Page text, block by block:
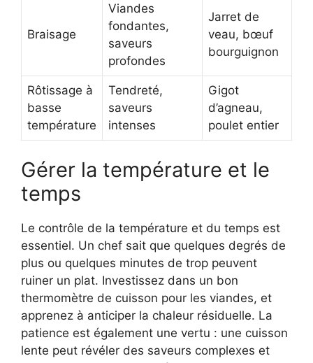
Braisage
Viandes
fondantes,
saveurs
profondes
Jarret de
veau, bœuf
bourguignon
Rôtissage à
basse
température
Tendreté,
saveurs
intenses
Gigot
d’agneau,
poulet entier
Gérer la température et le
temps
Le contrôle de la température et du temps est
essentiel. Un chef sait que quelques degrés de
plus ou quelques minutes de trop peuvent
ruiner un plat. Investissez dans un bon
thermomètre de cuisson pour les viandes, et
apprenez à anticiper la chaleur résiduelle. La
patience est également une vertu : une cuisson
lente peut révéler des saveurs complexes et